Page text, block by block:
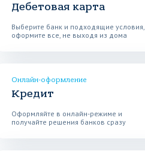
Дебетовая карта
Выберите банк и подходящие условия,
оформите все, не выходя из дома
Онлайн-оформление
Кредит
Оформляйте в онлайн-режиме и
получайте решения банков сразу